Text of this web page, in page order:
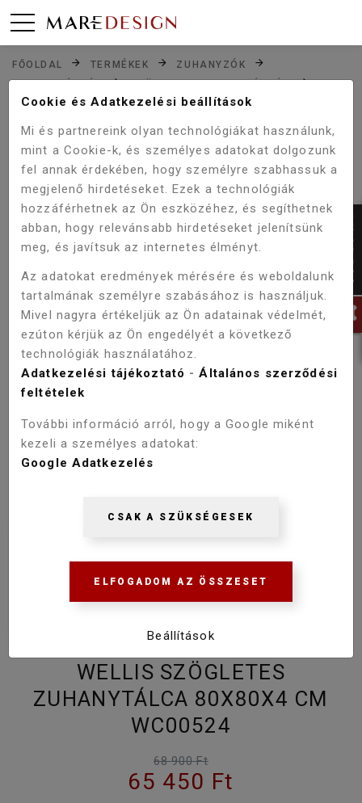
FŐOLDAL TERMÉKEK
ZUHANYZÓK
ZUHANYTÁLCÁK
SZÖGLETES ZUHANYTÁLCÁK
WELLIS SZÖGLETES ZUHANYTÁLCA 80X80X4 CM
Akció! -5%
WELLIS SZÖGLETES
ZUHANYTÁLCA 80X80X4 CM
WC00524
68 900 Ft
65 450 Ft
Cookie és Adatkezelési beállítások
Mi és partnereink olyan technológiákat használunk,
mint a Cookie-k, és személyes adatokat dolgozunk
fel annak érdekében, hogy személyre szabhassuk a
megjelenő hirdetéseket. Ezek a technológiák
hozzáférhetnek az Ön eszközéhez, és segíthetnek
abban, hogy relevánsabb hirdetéseket jelenítsünk
meg, és javítsuk az internetes élményt.
Az adatokat eredmények mérésére és weboldalunk
tartalmának személyre szabásához is használjuk.
Mivel nagyra értékeljük az Ön adatainak védelmét,
ezúton kérjük az Ön engedélyét a következő
technológiák használatához.
Adatkezelési tájékoztató -Általános szerződési
feltételek
További információ arról, hogy a Google miként
kezeli a személyes adatokat:
Google Adatkezelés
CSAK A SZÜKSÉGESEK
ELFOGADOM AZ ÖSSZESET
Beállítások